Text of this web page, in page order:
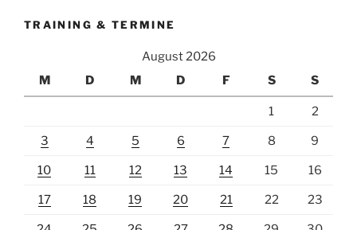
TRAINING & TERMINE
August 2026
M
D M D F S S
1 2
3 4 5 6 7 8 9
10 11 12 13 14 15 16
17 18 19 20 21 22 23